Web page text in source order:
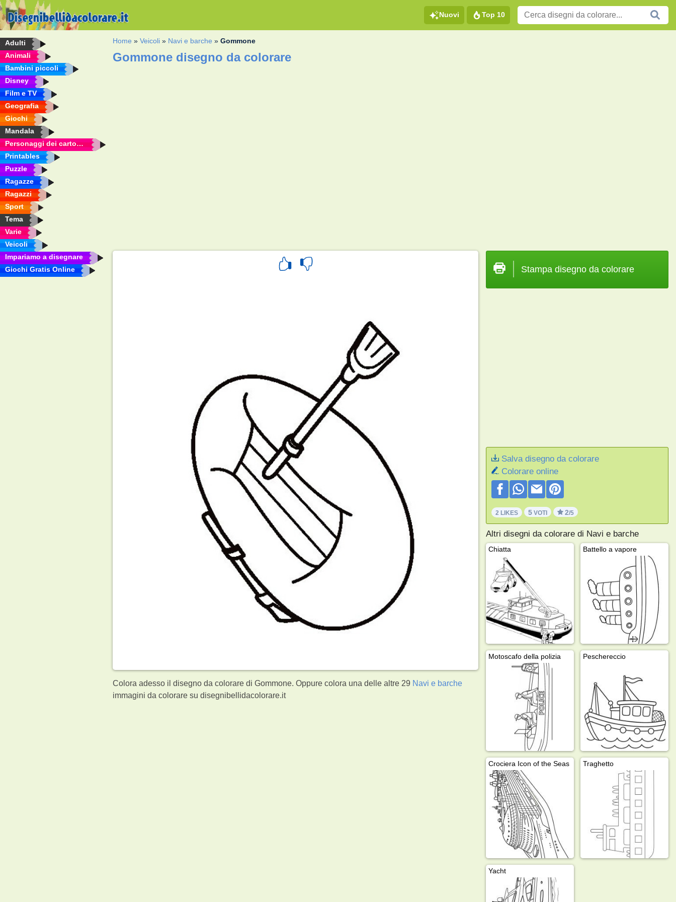
Nuovi Top 10
Adulti
Animali
Bambini piccoli
Disney
Film e TV
Geografia
Giochi
Mandala
Personaggi dei cartoni animati
Printables
Puzzle
Ragazze
Ragazzi
Sport
Tema
Varie
Veicoli
Impariamo a disegnare
Giochi Gratis Online
Home »Veicoli » Navi e barche »Gommone
Gommone disegno da colorare
Colora adesso il disegno da colorare di Gommone. Oppure colora una delle altre 29 Navi e barche
immagini da colorare su disegnibellidacolorare.it
Stampa disegno da colorare
Salva disegno da colorare
Colorare online
2 LIKES 5VOTI 2/5
Altri disegni da colorare di Navi e barche
Chiatta Battello a vapore
Motoscafo della polizia Peschereccio
Crociera Icon of the Seas Traghetto
Yacht